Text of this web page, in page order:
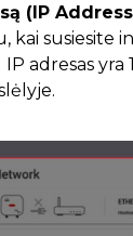
(IP
kai susiesite
adresas yra